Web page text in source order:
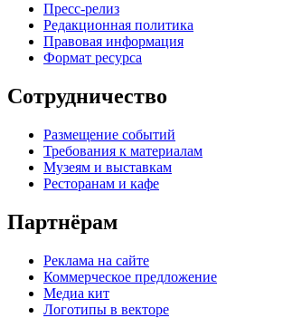
Пресс-релиз
Редакционная политика
Правовая информация
Формат ресурса
Сотрудничество
Размещение событий
Требования к материалам
Музеям и выставкам
Ресторанам и кафе
Партнёрам
Реклама на сайте
Коммерческое предложение
Медиа кит
Логотипы в векторе